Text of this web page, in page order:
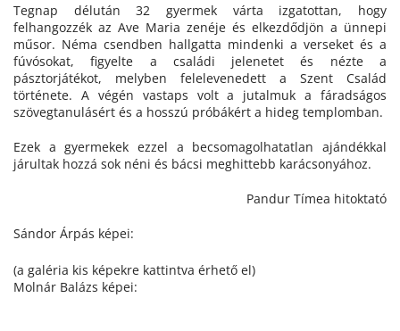
Tegnap délután 32 gyermek várta izgatottan, hogy
felhangozzék az Ave Maria zenéje és elkezdődjön a ünnepi
műsor. Néma csendben hallgatta mindenki a verseket és a
fúvósokat, figyelte a családi jelenetet és nézte a
pásztorjátékot, melyben felelevenedett a Szent Család
története. A végén vastaps volt a jutalmuk a fáradságos
szövegtanulásért és a hosszú próbákért a hideg templomban.
Ezek a gyermekek ezzel a becsomagolhatatlan ajándékkal
járultak hozzá sok néni és bácsi meghittebb karácsonyához.
Pandur Tímea hitoktató
Sándor Árpás képei:
(a galéria kis képekre kattintva érhető el)
Molnár Balázs képei: